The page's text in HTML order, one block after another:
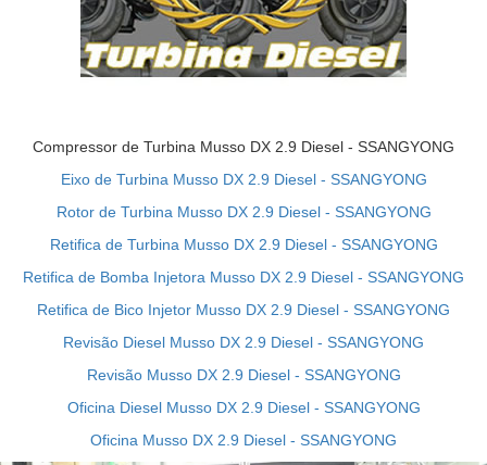
Compressor de Turbina Musso DX 2.9 Diesel - SSANGYONG
Eixo de Turbina Musso DX 2.9 Diesel - SSANGYONG
Rotor de Turbina Musso DX 2.9 Diesel - SSANGYONG
Retifica de Turbina Musso DX 2.9 Diesel - SSANGYONG
Retifica de Bomba Injetora Musso DX 2.9 Diesel - SSANGYONG
Retifica de Bico Injetor Musso DX 2.9 Diesel - SSANGYONG
Revisão Diesel Musso DX 2.9 Diesel - SSANGYONG
Revisão Musso DX 2.9 Diesel - SSANGYONG
Oficina Diesel Musso DX 2.9 Diesel - SSANGYONG
Oficina Musso DX 2.9 Diesel - SSANGYONG